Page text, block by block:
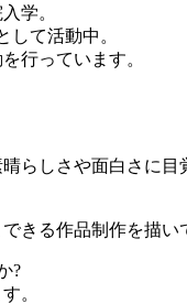
学。
て活動中。
行っています。
らしさや面白さに目
きる作品制作を描い
?
。